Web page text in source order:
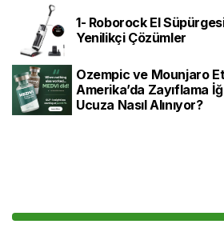
1- Roborock El
Yenilikçi Çözümler
Ozempic ve Mounjaro
Amerika’da Zayıflama
Ucuza Nasıl Alınıyor?